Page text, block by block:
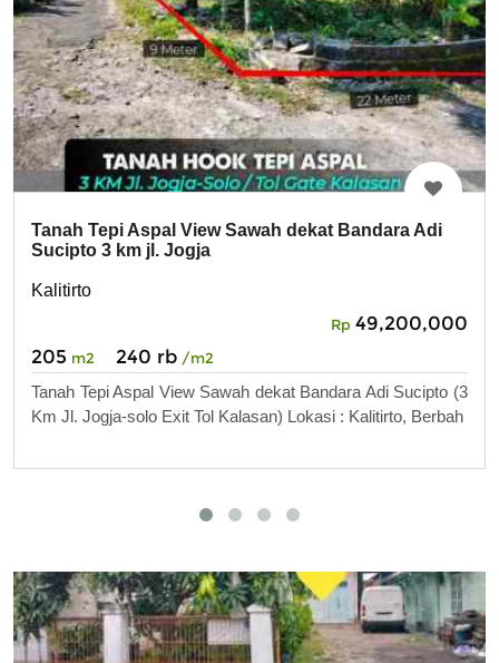
Tanah Tepi Aspal View Sawah dekat Bandara Adi
Sucipto 3 km jl. Jogja
Kalitirto
Rp 49,200,000
205 m2 240 rb /m2
Tanah Tepi Aspal View Sawah dekat Bandara Adi Sucipto (3
Km Jl. Jogja-solo Exit Tol Kalasan) Lokasi : Kalitirto, Berbah